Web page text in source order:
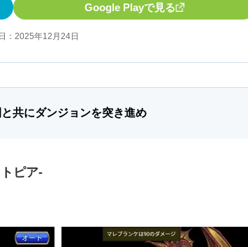
Google Playで見る
：2025年12月24日
共にダンジョンを突き進め
ピア-